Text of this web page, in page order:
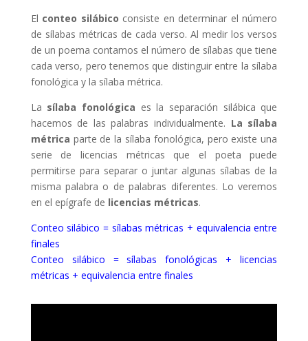
El conteo silábico consiste en determinar el número
de sílabas métricas de cada verso. Al medir los versos
de un poema contamos el número de sílabas que tiene
cada verso, pero tenemos que distinguir entre la sílaba
fonológica y la sílaba métrica.
La sílaba fonológica es la separación silábica que
hacemos de las palabras individualmente. La sílaba
métrica parte de la sílaba fonológica, pero existe una
serie de licencias métricas que el poeta puede
permitirse para separar o juntar algunas sílabas de la
misma palabra o de palabras diferentes. Lo veremos
en el epígrafe de licencias métricas.
Conteo silábico = sílabas métricas + equivalencia entre
finales
Conteo silábico = sílabas fonológicas + licencias
métricas + equivalencia entre finales